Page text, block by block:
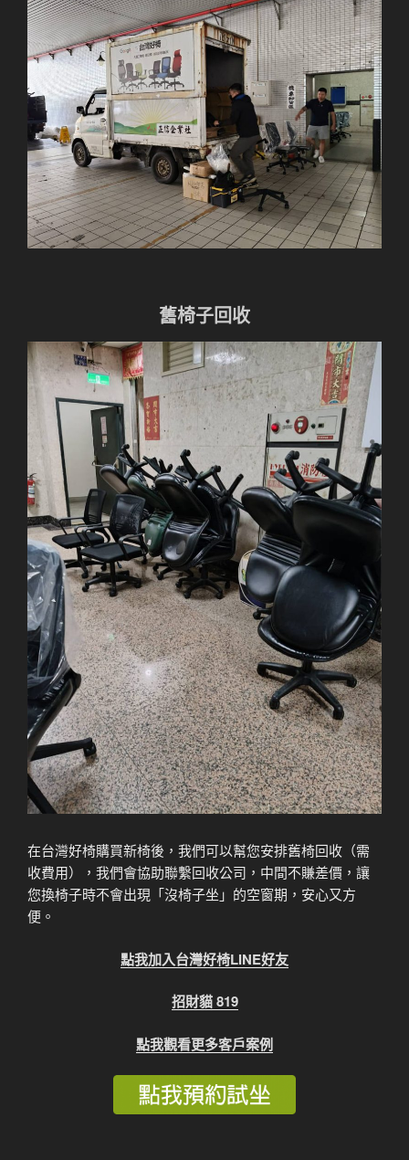
舊椅子回收
在台灣好椅購買新椅後，我們可以幫您安排舊椅回收（需
收費用），我們會協助聯繫回收公司，中間不賺差價，讓
您換椅子時不會出現「沒椅子坐」的空窗期，安心又方
便。
點我加入台灣好椅LINE好友
招財貓 819
點我觀看更多客戶案例